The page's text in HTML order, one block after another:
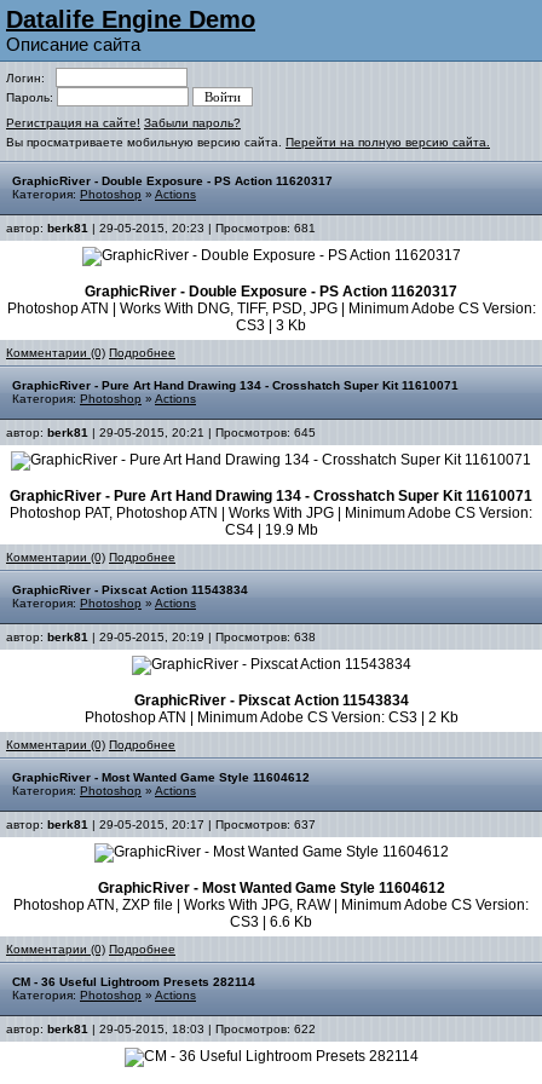
Datalife Engine Demo
Описание сайта
Логин:
Пароль:
Регистрация на сайте! Забыли пароль?
Вы просматриваете мобильную версию сайта. Перейти на полную версию сайта.
GraphicRiver - Double Exposure - PS Action 11620317
Категория: Photoshop » Actions
автор: berk81 | 29-05-2015, 20:23 | Просмотров: 681
GraphicRiver - Double Exposure - PS Action 11620317
Photoshop ATN | Works With DNG, TIFF, PSD, JPG | Minimum Adobe CS Version:
CS3 | 3 Kb
Комментарии (0) Подробнее
GraphicRiver - Pure Art Hand Drawing 134 - Crosshatch Super Kit 11610071
Категория: Photoshop » Actions
автор: berk81 | 29-05-2015, 20:21 | Просмотров: 645
GraphicRiver - Pure Art Hand Drawing 134 - Crosshatch Super Kit 11610071
Photoshop PAT, Photoshop ATN | Works With JPG | Minimum Adobe CS Version:
CS4 | 19.9 Mb
Комментарии (0) Подробнее
GraphicRiver - Pixscat Action 11543834
Категория: Photoshop » Actions
автор: berk81 | 29-05-2015, 20:19 | Просмотров: 638
GraphicRiver - Pixscat Action 11543834
Photoshop ATN | Minimum Adobe CS Version: CS3 | 2 Kb
Комментарии (0) Подробнее
GraphicRiver - Most Wanted Game Style 11604612
Категория: Photoshop » Actions
автор: berk81 | 29-05-2015, 20:17 | Просмотров: 637
GraphicRiver - Most Wanted Game Style 11604612
Photoshop ATN, ZXP file | Works With JPG, RAW | Minimum Adobe CS Version:
CS3 | 6.6 Kb
Комментарии (0) Подробнее
CM - 36 Useful Lightroom Presets 282114
Категория: Photoshop » Actions
автор: berk81 | 29-05-2015, 18:03 | Просмотров: 622